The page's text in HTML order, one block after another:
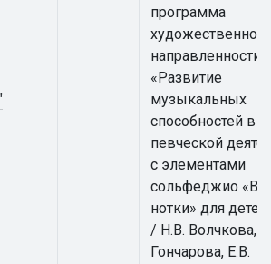
программа
художественной
направленности
«Развитие
музыкальных
способностей в
певческой
с элементами
сольфеджио
нотки» для
/ Н.В. Волчкова,
Гончарова, Е.В.